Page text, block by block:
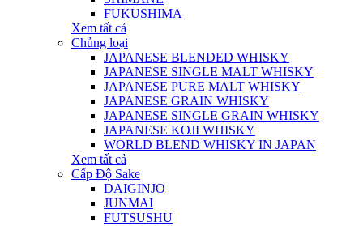
FUKUSHIMA
Xem tất cả
Chủng loại
JAPANESE BLENDED WHISKY
JAPANESE SINGLE MALT WHISKY
JAPANESE PURE MALT WHISKY
JAPANESE GRAIN WHISKY
JAPANESE SINGLE GRAIN WHISKY
JAPANESE KOJI WHISKY
WORLD BLEND WHISKY IN JAPAN
Xem tất cả
Cấp Độ Sake
DAIGINJO
JUNMAI
FUTSUSHU